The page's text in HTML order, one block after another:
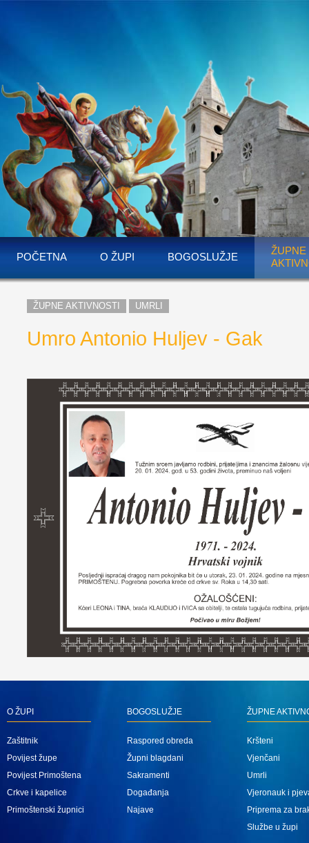
POČETNA O ŽUPI BOGOSLUŽJE
ŽUPNE
ŽUPNE AKTIVNOSTI UMRLI
Umro Antonio Huljev - Gak
O ŽUPI
Zaštitnik
Povijest župe
Povijest Primoštena
Crkve i kapelice
Primoštenski župnici
BOGOSLUŽJE
Raspored obreda
Župni blagdani
Sakramenti
Događanja
Najave
ŽUPNE
Kršteni
Vjenčani
Umrli
Vjeronauk i
Priprema za
Službe u župi